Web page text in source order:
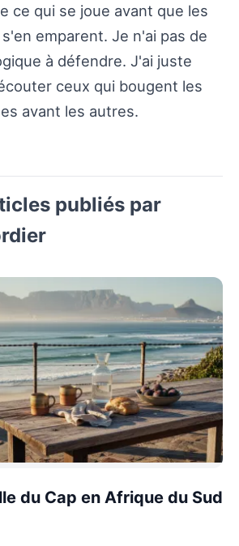
ce qui se joue avant que les
emparent. Je n'ai pas de
à défendre. J'ai juste
ceux qui bougent les
avant les autres.
publiés par
du Cap en Afrique du Sud